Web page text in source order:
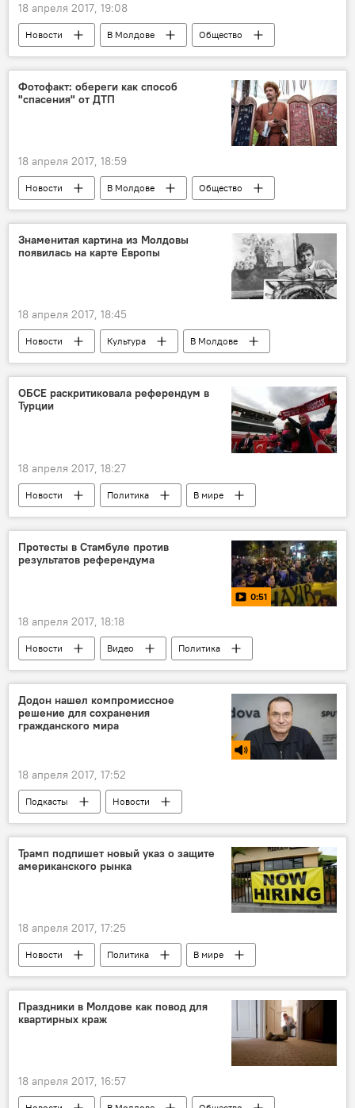
18 апреля 2017, 19:08
Новости В Молдове
Общество
Республика Молдова
велопробег
7 мая
9 мая
Приднестровье
День Победы
Фотофакт: обереги как способ
"спасения" от ДТП
18 апреля 2017, 18:59
Новости В Молдове
Общество
Кишинев
ДТП
Знаменитая картина из Молдовы
появилась на карте Европы
18 апреля 2017, 18:45
Новости Культура
В Молдове
Республика Молдова
Чадыр-Лунга
Михаил Греку
карта художник
ОБСЕ раскритиковала референдум в
Турции
18 апреля 2017, 18:27
Новости Политика
В мире
Европа
Турция
ОБСЕ
голосование
стандарты
Протесты в Стамбуле против
результатов референдума
0:51
18 апреля 2017, 18:18
Новости Видео
Политика
В мире
Мультимедиа
Стамбул
результаты
против
референдум
Додон нашел компромиссное
решение для сохранения
гражданского мира
18 апреля 2017, 17:52
Подкасты
Новости
Республика Молдова
Борис Шаповалов
смешанная избирательная система
Трамп подпишет новый указ о защите
американского рынка
18 апреля 2017, 17:25
Новости Политика
В мире
Экономика
Общество
США
указ
рабочие места
рынок
Дональд Трамп
Праздники в Молдове как повод для
квартирных краж
18 апреля 2017, 16:57